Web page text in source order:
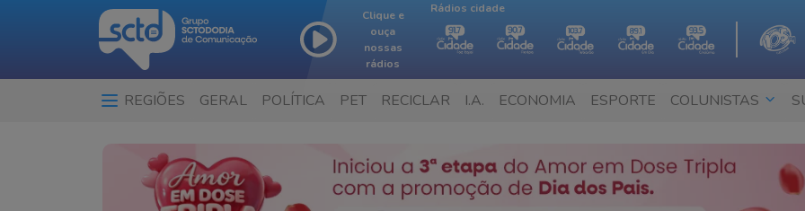
Clique e
ouça
nossas
rádios
Rádios cidade
REGIÕES GERAL POLÍTICA PET RECICLAR I.A. ECONOMIA ESPORTE COLUNISTAS